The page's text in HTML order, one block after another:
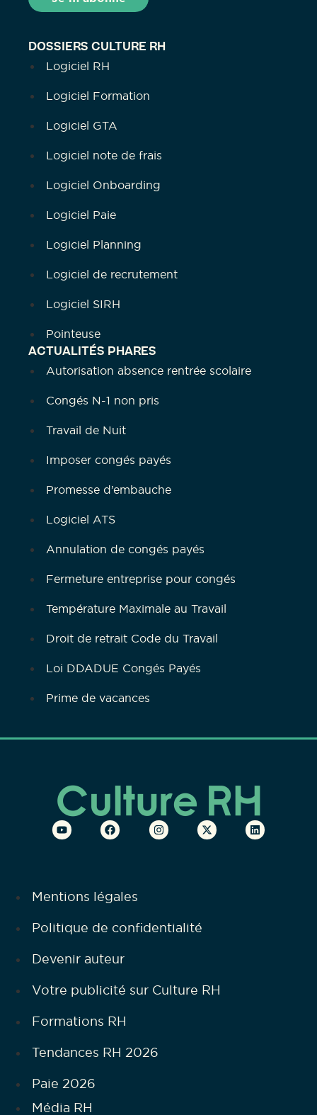
DOSSIERS CULTURE RH
Logiciel RH
Logiciel Formation
Logiciel GTA
Logiciel note de frais
Logiciel Onboarding
Logiciel Paie
Logiciel Planning
Logiciel de recrutement
Logiciel SIRH
Pointeuse
ACTUALITÉS PHARES
Autorisation absence rentrée scolaire
Congés N-1 non pris
Travail de Nuit
Imposer congés payés
Promesse d’embauche
Logiciel ATS
Annulation de congés payés
Fermeture entreprise pour congés
Température Maximale au Travail
Droit de retrait Code du Travail
Loi DDADUE Congés Payés
Prime de vacances
Mentions légales
Politique de confidentialité
Devenir auteur
Votre publicité sur Culture RH
Formations RH
Tendances RH 2026
Paie 2026
Média RH